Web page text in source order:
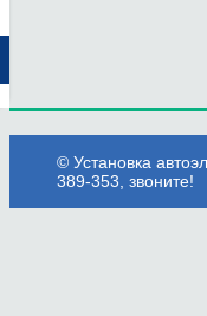
© Установка
389-353, звоните!